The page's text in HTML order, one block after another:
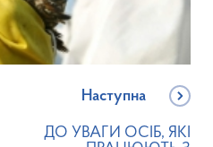
Наступна
ДО УВАГИ ОСІБ, ЯКІ